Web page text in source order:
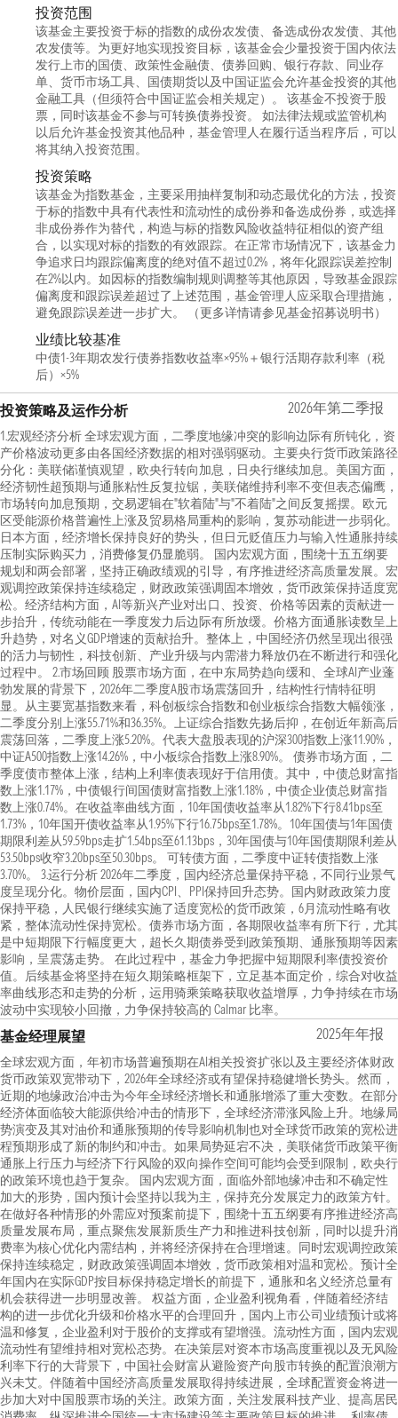
投资范围
该基金主要投资于标的指数的成份农发债、备选成份农发债、其他
农发债等。为更好地实现投资目标，该基金会少量投资于国内依法
发行上市的国债、政策性金融债、债券回购、银行存款、同业存
单、货币市场工具、国债期货以及中国证监会允许基金投资的其他
金融工具（但须符合中国证监会相关规定）。 该基金不投资于股
票，同时该基金不参与可转换债券投资。 如法律法规或监管机构
以后允许基金投资其他品种，基金管理人在履行适当程序后，可以
将其纳入投资范围。
投资策略
该基金为指数基金，主要采用抽样复制和动态最优化的方法，投资
于标的指数中具有代表性和流动性的成份券和备选成份券，或选择
非成份券作为替代，构造与标的指数风险收益特征相似的资产组
合，以实现对标的指数的有效跟踪。在正常市场情况下，该基金力
争追求日均跟踪偏离度的绝对值不超过0.2%，将年化跟踪误差控制
在2%以内。如因标的指数编制规则调整等其他原因，导致基金跟踪
偏离度和跟踪误差超过了上述范围，基金管理人应采取合理措施，
避免跟踪误差进一步扩大。 （更多详情请参见基金招募说明书）
业绩比较基准
中债1-3年期农发行债券指数收益率×95%＋银行活期存款利率（税
后）×5%
投资策略及运作分析 2026年第二季报
1.宏观经济分析 全球宏观方面，二季度地缘冲突的影响边际有所钝化，资
产价格波动更多由各国经济数据的相对强弱驱动。主要央行货币政策路径
分化：美联储谨慎观望，欧央行转向加息，日央行继续加息。美国方面，
经济韧性超预期与通胀粘性反复拉锯，美联储维持利率不变但表态偏鹰，
市场转向加息预期，交易逻辑在"软着陆"与"不着陆"之间反复摇摆。欧元
区受能源价格普遍性上涨及贸易格局重构的影响，复苏动能进一步弱化。
日本方面，经济增长保持良好的势头，但日元贬值压力与输入性通胀持续
压制实际购买力，消费修复仍显脆弱。 国内宏观方面，围绕十五五纲要
规划和两会部署，坚持正确政绩观的引导，有序推进经济高质量发展。宏
观调控政策保持连续稳定，财政政策强调固本增效，货币政策保持适度宽
松。经济结构方面，AI等新兴产业对出口、投资、价格等因素的贡献进一
步抬升，传统动能在一季度发力后边际有所放缓。价格方面通胀读数呈上
升趋势，对名义GDP增速的贡献抬升。整体上，中国经济仍然呈现出很强
的活力与韧性，科技创新、产业升级与内需潜力释放仍在不断进行和强化
过程中。 2.市场回顾 股票市场方面，在中东局势趋向缓和、全球AI产业蓬
勃发展的背景下，2026年二季度A股市场震荡回升，结构性行情特征明
显。从主要宽基指数来看，科创板综合指数和创业板综合指数大幅领涨，
二季度分别上涨55.71%和36.35%。上证综合指数先扬后抑，在创近年新高后
震荡回落，二季度上涨5.20%。代表大盘股表现的沪深300指数上涨11.90%，
中证A500指数上涨14.26%，中小板综合指数上涨8.90%。 债券市场方面，二
季度债市整体上涨，结构上利率债表现好于信用债。其中，中债总财富指
数上涨1.17%，中债银行间国债财富指数上涨1.18%，中债企业债总财富指
数上涨0.74%。在收益率曲线方面，10年国债收益率从1.82%下行8.41bps至
1.73%，10年国开债收益率从1.95%下行16.75bps至1.78%。10年国债与1年国债
期限利差从59.59bps走扩1.54bps至61.13bps，30年国债与10年国债期限利差从
53.50bps收窄3.20bps至50.30bps。 可转债方面，二季度中证转债指数上涨
3.70%。 3.运行分析 2026年二季度，国内经济总量保持平稳，不同行业景气
度呈现分化。物价层面，国内CPI、PPI保持回升态势。国内财政政策力度
保持平稳，人民银行继续实施了适度宽松的货币政策，6月流动性略有收
紧，整体流动性保持宽松。债券市场方面，各期限收益率有所下行，尤其
是中短期限下行幅度更大，超长久期债券受到政策预期、通胀预期等因素
影响，呈震荡走势。 在此过程中，基金力争把握中短期限利率债投资价
值。后续基金将坚持在短久期策略框架下，立足基本面定价，综合对收益
率曲线形态和走势的分析，运用骑乘策略获取收益增厚，力争持续在市场
波动中实现较小回撤，力争保持较高的 Calmar 比率。
基金经理展望 2025年年报
全球宏观方面，年初市场普遍预期在AI相关投资扩张以及主要经济体财政
货币政策双宽带动下，2026年全球经济或有望保持稳健增长势头。然而，
近期的地缘政治冲击为今年全球经济增长和通胀增添了重大变数。在部分
经济体面临较大能源供给冲击的情形下，全球经济滞涨风险上升。地缘局
势演变及其对油价和通胀预期的传导影响机制也对全球货币政策的宽松进
程预期形成了新的制约和冲击。如果局势延宕不决，美联储货币政策平衡
通胀上行压力与经济下行风险的双向操作空间可能均会受到限制，欧央行
的政策环境也趋于复杂。 国内宏观方面，面临外部地缘冲击和不确定性
加大的形势，国内预计会坚持以我为主，保持充分发展定力的政策方针。
在做好各种情形的外需应对预案前提下，围绕十五五纲要有序推进经济高
质量发展布局，重点聚焦发展新质生产力和推进科技创新，同时以提升消
费率为核心优化内需结构，并将经济保持在合理增速。同时宏观调控政策
保持连续稳定，财政政策强调固本增效，货币政策相对温和宽松。预计全
年国内在实际GDP按目标保持稳定增长的前提下，通胀和名义经济总量有
机会获得进一步明显改善。 权益方面，企业盈利视角看，伴随着经济结
构的进一步优化升级和价格水平的合理回升，国内上市公司业绩预计或将
温和修复，企业盈利对于股价的支撑或有望增强。流动性方面，国内宏观
流动性有望维持相对宽松态势。在决策层对资本市场高度重视以及无风险
利率下行的大背景下，中国社会财富从避险资产向股市转换的配置浪潮方
兴未艾。伴随着中国经济高质量发展取得持续进展，全球配置资金将进一
步加大对中国股票市场的关注。政策方面，关注发展科技产业、提高居民